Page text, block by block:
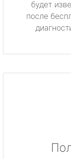
будет
после